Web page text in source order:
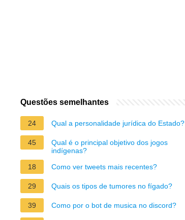
Questões semelhantes
24 Qual a personalidade jurídica do Estado?
45
Qual é o principal objetivo dos jogos
indígenas?
18
Como ver tweets mais recentes?
29 Quais os tipos de tumores no fígado?
39 Como por o bot de musica no discord?